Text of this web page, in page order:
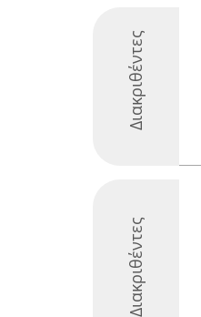
Διακριθέντες
Διακριθέντες